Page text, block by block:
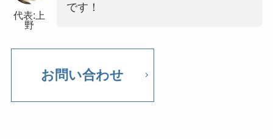
代表:上
野
です！
お問い合わせ